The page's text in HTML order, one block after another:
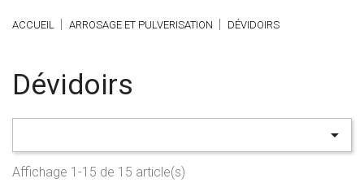
ACCUEIL ARROSAGE ET PULVERISATION DÉVIDOIRS
Dévidoirs

Affichage 1-15 de 15 article(s)